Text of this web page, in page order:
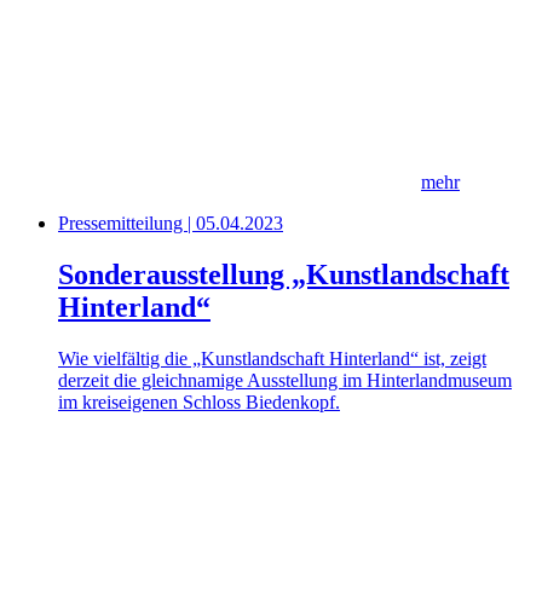
mehr
Pressemitteilung | 05.04.2023
Sonderausstellung „Kunstlandschaft
Hinterland“
Wie vielfältig die „Kunstlandschaft Hinterland“ ist, zeigt
derzeit die gleichnamige Ausstellung im Hinterlandmuseum
im kreiseigenen Schloss Biedenkopf.